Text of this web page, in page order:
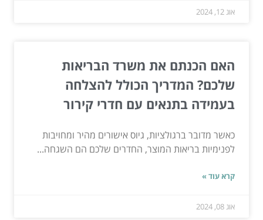
אוג 12, 2024
האם הכנתם את משרד הבריאות
שלכם? המדריך הכולל להצלחה
בעמידה בתנאים עם חדרי קירור
כאשר מדובר ברגולציות, גיוס אישורים מהיר ומחויבות
לפנימיות בריאות המוצר, החדרים שלכם הם השגחה...
קרא עוד »
אוג 08, 2024